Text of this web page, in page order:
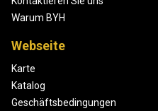
Warum BYH
Webseite
Karte
Katalog
Geschäftsbedingungen